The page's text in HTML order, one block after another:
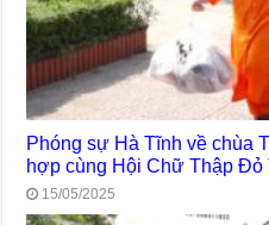
Phóng sự Hà Tĩnh về chùa
hợp cùng Hội Chữ Thập Đỏ
15/05/2025